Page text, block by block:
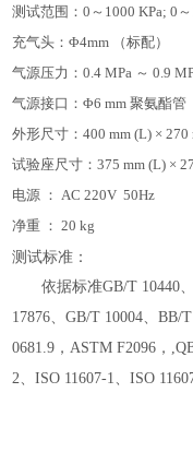
测试范围：0～1000 KPa; 0
充气头：Φ4mm （标配）
气源压力：0.4 MPa ～ 0.9
气源接口：Φ6 mm 聚氨酯管
外形尺寸：400 mm (L) × 270
试验座尺寸：375 mm (L) ×
电源 ： AC 220V 50Hz
净重 ： 20 kg
测试标准：
依据标准GB/T 10440
17876、GB/T 10004、
0681.9，ASTM F2096，
2、ISO 11607-1、ISO